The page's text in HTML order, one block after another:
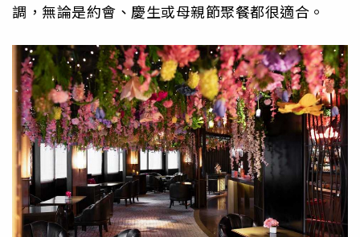
調，無論是約會、慶生或母親節聚餐都很適合。